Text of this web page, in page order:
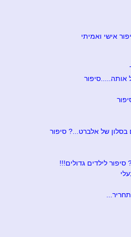
אישי ואמיתי
אותה.....סיפור
בסלון של אלברט...? סיפור
לילדים גדולים!!!